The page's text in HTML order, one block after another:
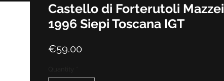
Castello di Forterutoli Mazzei
1996 Siepi Toscana IGT
€59.00